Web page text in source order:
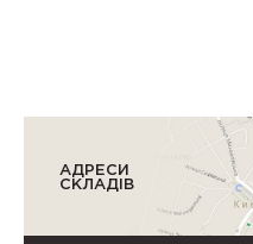
АДРЕСИ
СКЛАДІВ